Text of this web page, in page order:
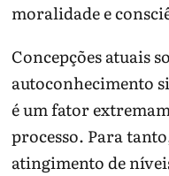
moralidade e
Concepções atuais
autoconhecimento
é um fator
processo. Para
atingimento de